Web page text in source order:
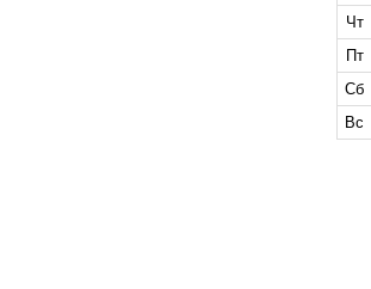
Чт
Пт
Сб
Вс